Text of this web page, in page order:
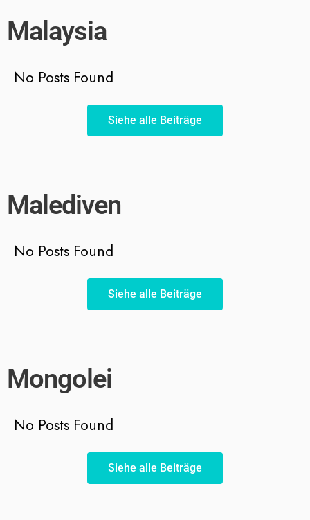
Malaysia
No Posts Found
Siehe alle Beiträge
Malediven
No Posts Found
Siehe alle Beiträge
Mongolei
No Posts Found
Siehe alle Beiträge